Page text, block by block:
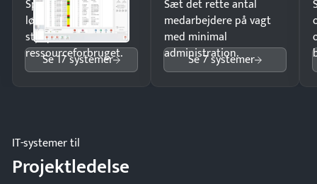
Spar tid på
lønberegning og få
styr på
ressourceforbruget.
Se 17 systemer
Sæt det rette antal
medarbejdere på vagt
med minimal
administration.
Se 7 systemer
IT-systemer til
Projektledelse